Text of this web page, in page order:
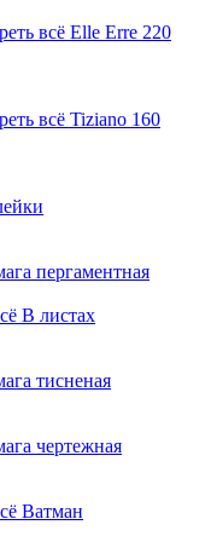
всё Elle Erre 220
всё Tiziano 160
пергаментная
В листах
тисненая
чертежная
Ватман